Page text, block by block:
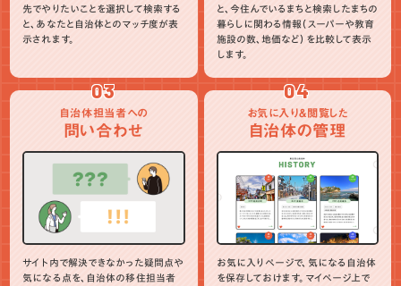
先でやりたいことを選択して検索する
と、あなたと自治体とのマッチ度が表
示されます。
と、今住んでいるまちと検索したまちの
暮らしに関わる情報（スーパーや教育
施設の数、地価など）を比較して表示
します。
03
自治体担当者への
問い合わせ
サイト内で解決できなかった疑問点や
気になる点を、自治体の移住担当者
04
お気に入り＆閲覧した
自治体の管理
お気に入りページで、気になる自治体
を保存しておけます。マイページ上で